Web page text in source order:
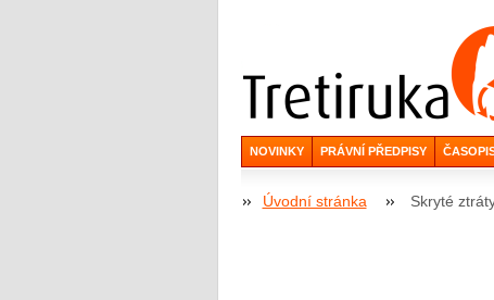
NOVINKY PRÁVNÍ PŘEDPISY
Úvodní stránka Skryté